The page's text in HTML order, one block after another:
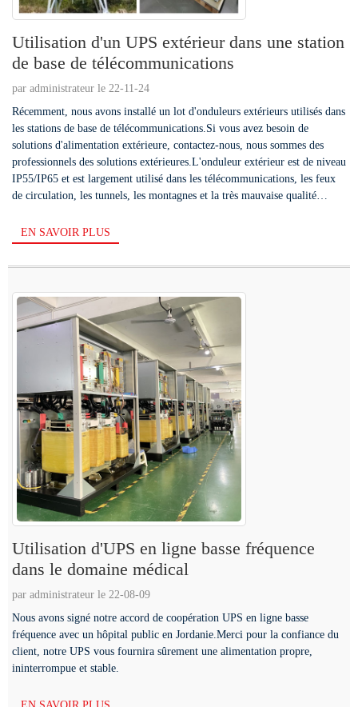
Utilisation d'un UPS extérieur dans une station
de base de télécommunications
par administrateur le 22-11-24
Récemment, nous avons installé un lot d'onduleurs extérieurs utilisés dans
les stations de base de télécommunications.Si vous avez besoin de
solutions d'alimentation extérieure, contactez-nous, nous sommes des
professionnels des solutions extérieures.L'onduleur extérieur est de niveau
IP55/IP65 et est largement utilisé dans les télécommunications, les feux
de circulation, les tunnels, les montagnes et la très mauvaise qualité
EN SAVOIR PLUS
Utilisation d'UPS en ligne basse fréquence
dans le domaine médical
par administrateur le 22-08-09
Nous avons signé notre accord de coopération UPS en ligne basse
fréquence avec un hôpital public en Jordanie.Merci pour la confiance du
client, notre UPS vous fournira sûrement une alimentation propre,
ininterrompue et stable.